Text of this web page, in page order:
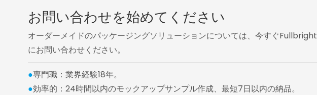
お問い合わせを始めてください
オーダーメイドのパッケージングソリューションについては、今すぐFullbright
にお問い合わせください。
●専門職：業界経験18年。
●効率的：24時間以内のモックアップサンプル作成、最短7日以内の納品。